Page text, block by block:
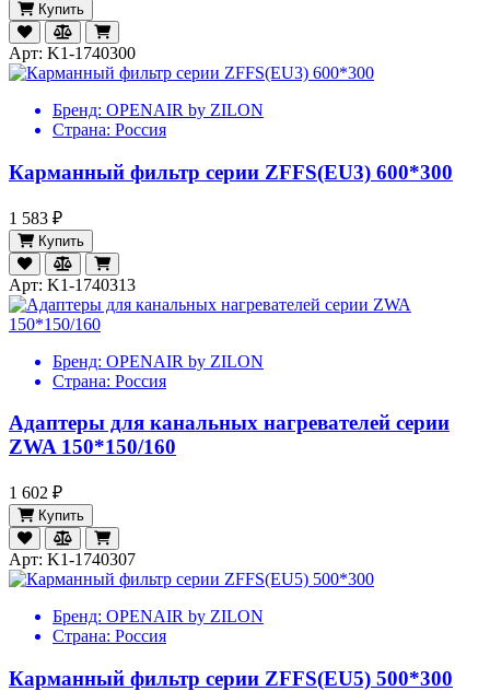
Купить
Арт: K1-1740300
Бренд: OPENAIR by ZILON
Страна: Россия
Карманный фильтр серии ZFFS(EU3) 600*300
1 583 ₽
Купить
Арт: K1-1740313
Бренд: OPENAIR by ZILON
Страна: Россия
Адаптеры для канальных нагревателей серии
ZWA 150*150/160
1 602 ₽
Купить
Арт: K1-1740307
Бренд: OPENAIR by ZILON
Страна: Россия
Карманный фильтр серии ZFFS(EU5) 500*300